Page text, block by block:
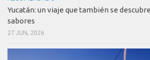
Yucatán: un viaje que también se
sabores
27 JUN, 2026